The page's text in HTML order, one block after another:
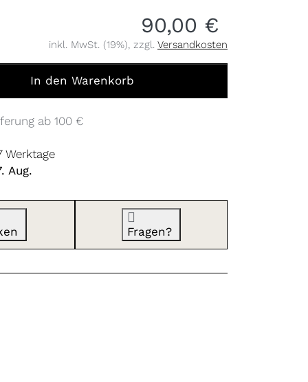
90,00 €
inkl. MwSt. (19%), zzgl. Versandkosten
In den Warenkorb
ab 100 €
Werktage
Aug.
Fragen?